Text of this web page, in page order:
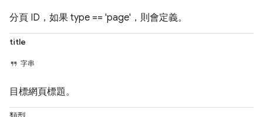
分頁 ID，如果 type == 'page'，則會定義。
title
字串
目標網頁標題。